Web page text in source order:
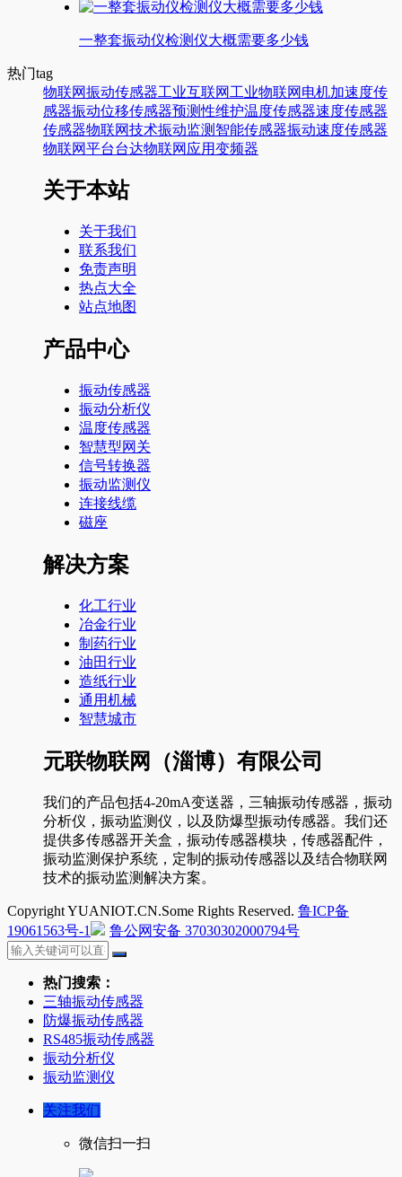
一整套振动仪检测仪大概需要多少钱
热门tag
物联网振动传感器工业互联网 工业物联网 电机加速度传
感器振动位移传感器预测性维护温度传感器速度传感器
传感器物联网技术振动监测 智能传感器振动速度传感器
物联网平台台达物联网应用变频器
关于本站
关于我们
联系我们
免责声明
热点大全
站点地图
产品中心
振动传感器
振动分析仪
温度传感器
智慧型网关
信号转换器
振动监测仪
连接线缆
磁座
解决方案
化工行业
冶金行业
制药行业
油田行业
造纸行业
通用机械
智慧城市
元联物联网（淄博）有限公司
我们的产品包括4-20mA变送器，三轴振动传感器，振动
分析仪，振动监测仪，以及防爆型振动传感器。我们还
提供多传感器开关盒，振动传感器模块，传感器配件，
振动监测保护系统，定制的振动传感器以及结合物联网
技术的振动监测解决方案。
Copyright YUANIOT.CN.Some Rights Reserved. 鲁ICP备
19061563号-1
鲁公网安备 37030302000794号
热门搜索：
三轴振动传感器
防爆振动传感器
RS485振动传感器
振动分析仪
振动监测仪
关注我们
微信扫一扫